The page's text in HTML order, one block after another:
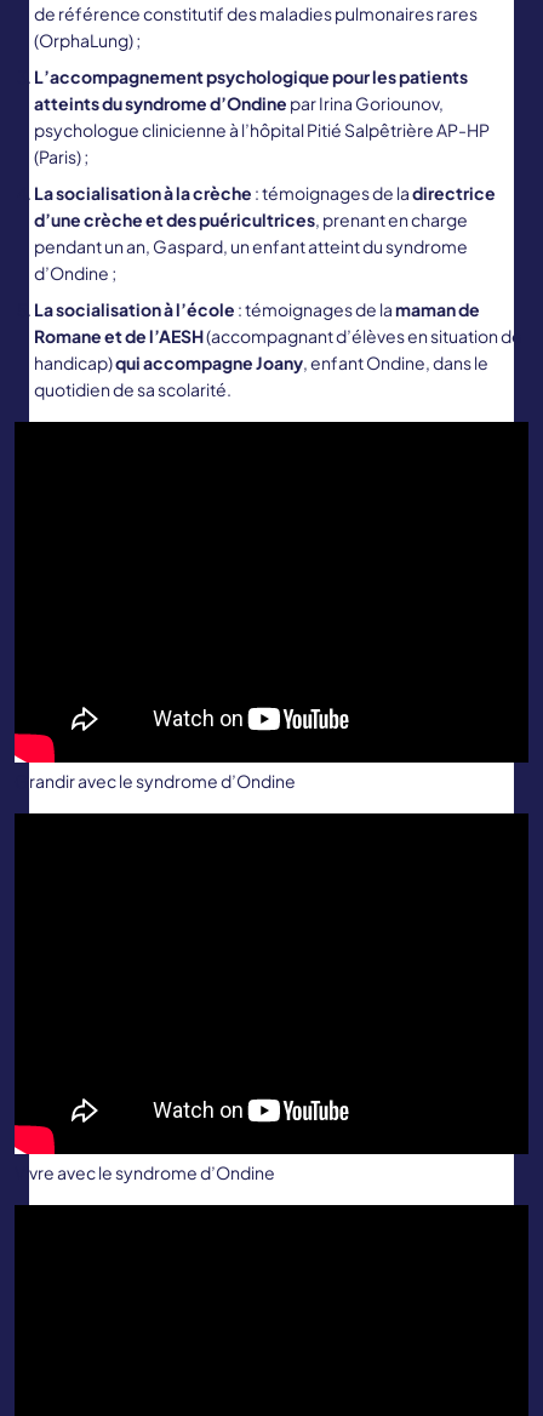
de référence constitutif des maladies pulmonaires rares
(OrphaLung) ;
L’accompagnement psychologique pour les patients
atteints du syndrome d’Ondine par Irina Goriounov,
psychologue clinicienne à l’hôpital Pitié Salpêtrière AP-HP
(Paris) ;
La socialisation à la crèche : témoignages de ladirectrice
d’une crèche et des puéricultrices, prenant en charge
pendant un an, Gaspard, un enfant atteint du syndrome
d’Ondine ;
La socialisation à l’école :témoignages de lamaman de
Romane et de l’AESH(accompagnant d’élèves en situation de
handicap)qui accompagne Joany, enfant Ondine, dans le
quotidien de sa scolarité.
Grandir avec le syndrome d’Ondine
Vivre avec le syndrome d’Ondine